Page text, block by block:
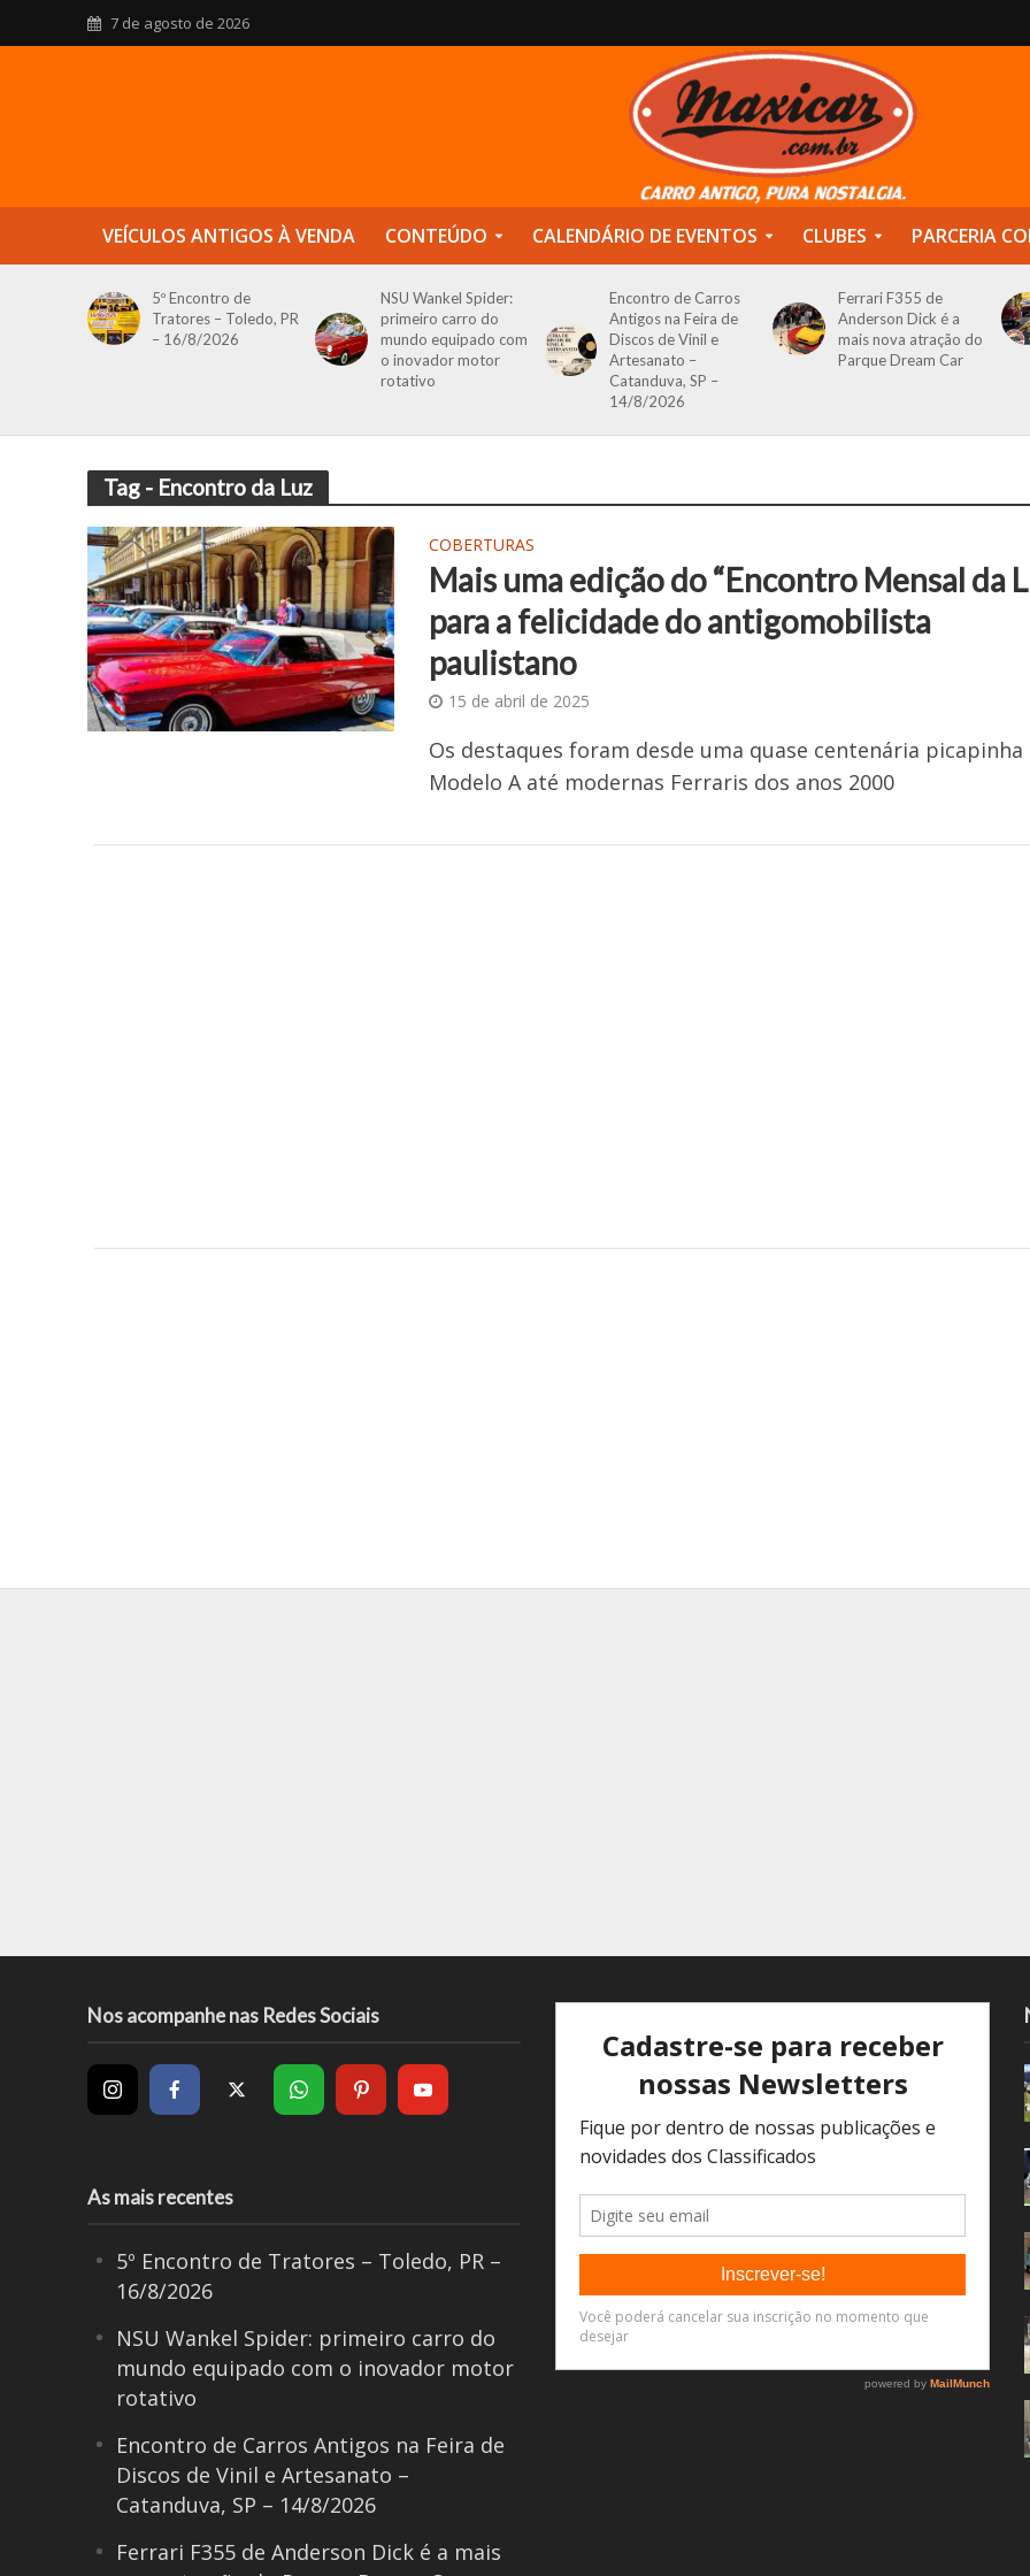
7 de agosto de 2026
VEÍCULOS ANTIGOS À VENDA CONTEÚDO CALENDÁRIO DE EVENTOS CLUBES PARCERIA
5º Encontro de
Tratores – Toledo, PR
– 16/8/2026
NSU Wankel Spider:
primeiro carro do
mundo equipado com
o inovador motor
rotativo
Encontro de Carros
Antigos na Feira de
Discos de Vinil e
Artesanato –
Catanduva, SP –
14/8/2026
Ferrari F355 de
Anderson Dick é a
mais nova atração do
Parque Dream Car
Tag - Encontro da Luz
COBERTURAS
Mais uma edição do “Encontro Mensal da
para a felicidade do antigomobilista
paulistano
15 de abril de 2025
Os destaques foram desde uma quase centenária picapinha
Modelo A até modernas Ferraris dos anos 2000
Nos acompanhe nas Redes Sociais
As mais recentes
5º Encontro de Tratores – Toledo, PR –
16/8/2026
NSU Wankel Spider: primeiro carro do
mundo equipado com o inovador motor
rotativo
Encontro de Carros Antigos na Feira de
Discos de Vinil e Artesanato –
Catanduva, SP – 14/8/2026
Ferrari F355 de Anderson Dick é a mais